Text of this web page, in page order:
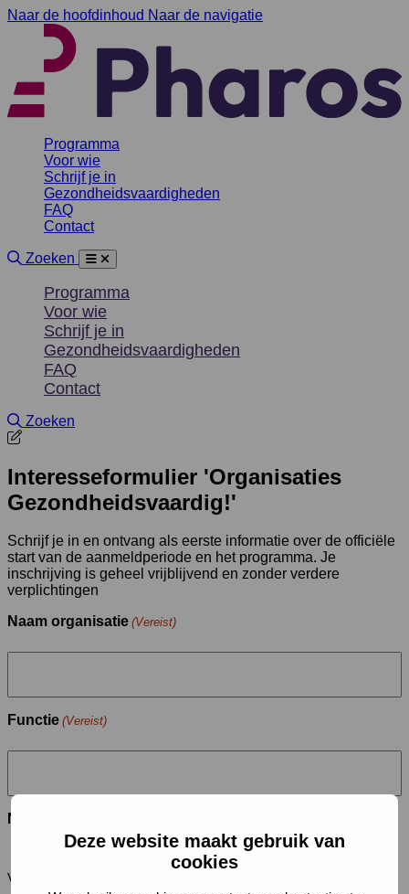
Deze website maakt gebruik van
cookies
Naar de hoofdinhoud Naar de navigatie
Programma
Voor wie
Schrijf je in
Gezondheidsvaardigheden
FAQ
Contact
Site doorzoeken
Zoeken
Menu
Sluiten
Programma
Voor wie
Schrijf je in
Gezondheidsvaardigheden
FAQ
Contact
Site doorzoeken
Zoeken
Interesseformulier 'Organisaties
Gezondheidsvaardig!'
Schrijf je in en ontvang als eerste informatie over de officiële
start van de aanmeldperiode en het programma. Je
inschrijving is geheel vrijblijvend en zonder verdere
verplichtingen
Naam organisatie (Vereist)
Functie (Vereist)
Naam
Voornaam